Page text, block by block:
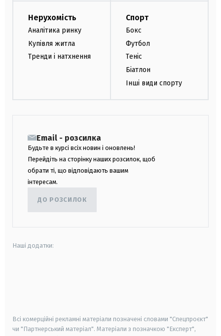
Нерухомість
Аналітика ринку
Купівля житла
Тренди і натхнення
Спорт
Бокс
Футбол
Теніс
Біатлон
Інші види спорту
Email - розсилка
Будьте в курсі всіх новин і оновлень!
Перейдіть на сторінку наших розсилок, щоб
обрати ті, що відповідають вашим
інтересам.
ДО РОЗСИЛОК
Наші додатки:
Всі комерційні рекламні матеріали позначені словами "Спецпроєкт"
чи "Партнерський матеріал". Матеріали з позначкою "Експерт",